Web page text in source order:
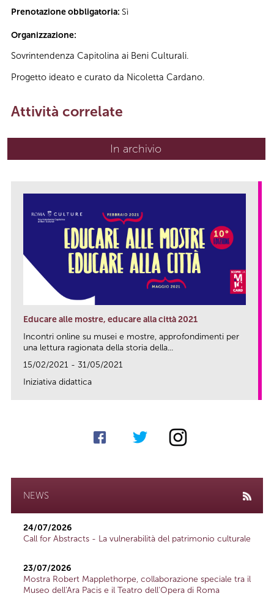
Prenotazione obbligatoria: Sì
Organizzazione:
Sovrintendenza Capitolina ai Beni Culturali.
Progetto ideato e curato da Nicoletta Cardano.
Attività correlate
In archivio
Educare alle mostre, educare alla città 2021
Incontri online su musei e mostre, approfondimenti per
una lettura ragionata della storia della...
15/02/2021 - 31/05/2021
Iniziativa didattica
NEWS
24/07/2026
Call for Abstracts - La vulnerabilità del patrimonio culturale
23/07/2026
Mostra Robert Mapplethorpe, collaborazione speciale tra il
Museo dell'Ara Pacis e il Teatro dell'Opera di Roma